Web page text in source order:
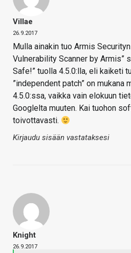
Villae
26.9.2017
Mulla ainakin tuo Armis
Vulnerability Scanner by Armis”
Safe!” tuolla 4.5.0:lla, eli kaiketi
”independent patch” on
4.5.0:ssa, vaikka vain elokuun
Googlelta muuten. Kai tuohon
toivottavasti.
Kirjaudu sisään vastataksesi
Knight
26.9.2017